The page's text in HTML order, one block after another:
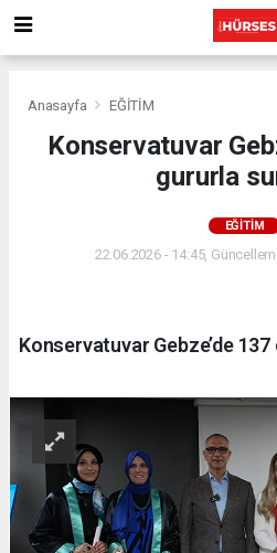
Anasayfa EĞİTİM
Konservatuvar
gururla
EĞİTİM
22.06.2026 - 14:45,
Konservatuvar Gebze’de